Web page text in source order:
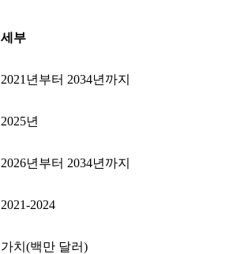
세부
2021년부터 2034년까지
2025년
2026년부터 2034년까지
2021-2024
가치(백만 달러)